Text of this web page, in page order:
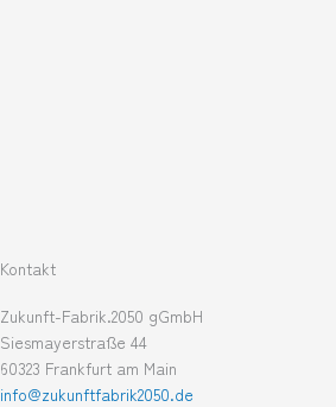
Kontakt
Zukunft-Fabrik.2050 gGmbH
Siesmayerstraße 44
60323 Frankfurt am Main
info@zukunftfabrik2050.de